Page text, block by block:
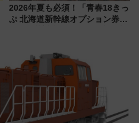
2026年夏も必須！「青春18きっ
ぷ 北海道新幹線オプション券」